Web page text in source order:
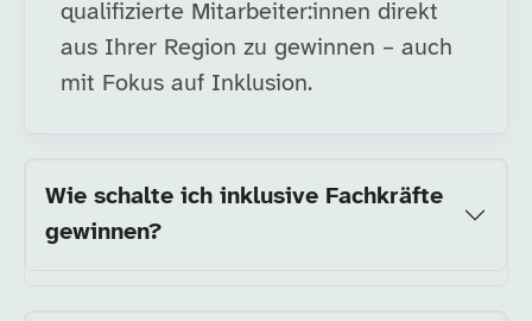
qualifizierte Mitarbeiter:innen direkt
aus Ihrer Region zu gewinnen – auch
mit Fokus auf Inklusion.
Wie schalte ich inklusive Fachkräfte
gewinnen?